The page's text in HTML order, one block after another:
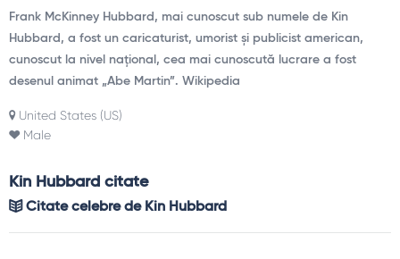
Frank McKinney Hubbard, mai cunoscut sub numele de Kin
Hubbard, a fost un caricaturist, umorist și publicist american,
cunoscut la nivel național, cea mai cunoscută lucrare a fost
desenul animat „Abe Martin”. Wikipedia
United States (US)
Male
Kin Hubbard citate
Citate celebre de Kin Hubbard